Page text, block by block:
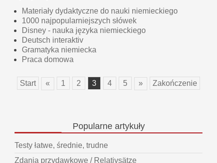
Materiały dydaktyczne do nauki niemieckiego
1000 najpopularniejszych słówek
Disney - nauka języka niemieckiego
Deutsch interaktiv
Gramatyka niemiecka
Praca domowa
Start « 1 2 3 4 5 » Zakończenie
Popularneartykuły
Testy łatwe, średnie, trudne
Zdania przydawkowe / Relativsätze